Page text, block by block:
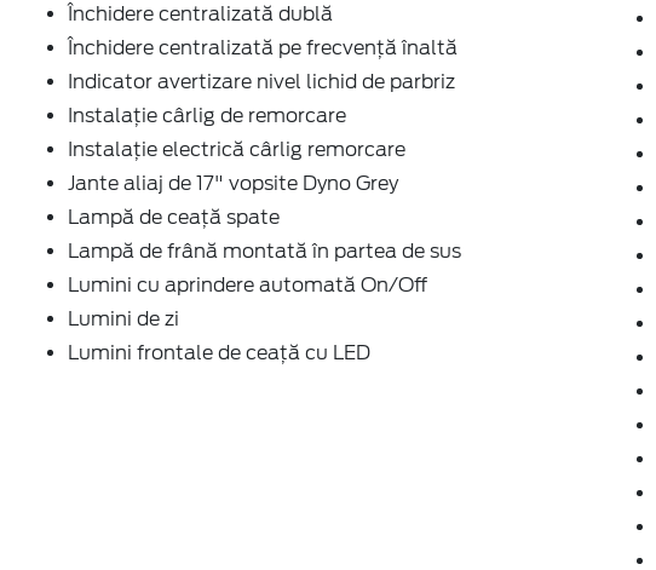
Închidere centralizată dublă
Închidere centralizată pe frecvență înaltă
Indicator avertizare nivel lichid de parbriz
Instalație cârlig de remorcare
Instalație electrică cârlig remorcare
Jante aliaj de 17" vopsite Dyno Grey
Lampă de ceață spate
Lampă de frână montată în partea de sus
Lumini cu aprindere automată On/Off
Lumini de zi
Lumini frontale de ceață cu LED